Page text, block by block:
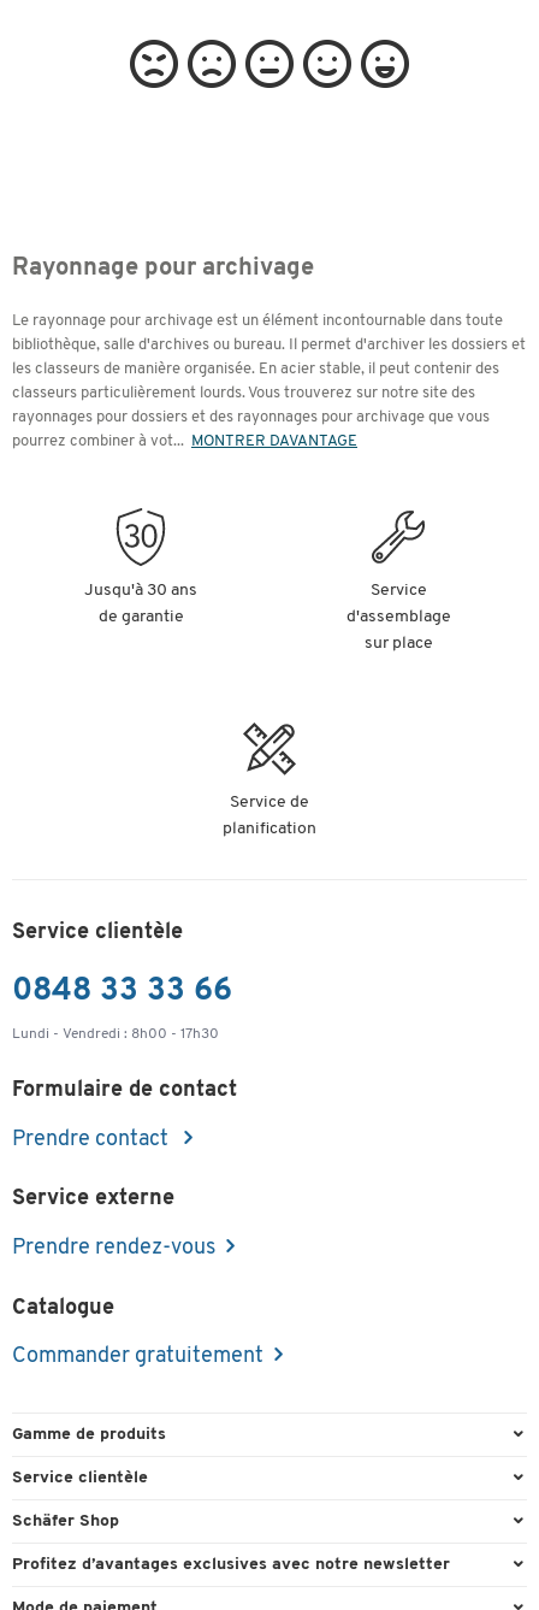
Rayonnage pour archivage
Le rayonnage pour archivage est un élément incontournable dans toute
bibliothèque, salle d'archives ou bureau. Il permet d'archiver les dossiers et
les classeurs de manière organisée. En acier stable, il peut contenir des
classeurs particulièrement lourds. Vous trouverez sur notre site des
rayonnages pour dossiers et des rayonnages pour archivage que vous
pourrez combiner à vot... MONTRER DAVANTAGE
Jusqu'à 30 ans
de garantie
Service
d'assemblage
sur place
Service de
planification
Service clientèle
0848 33 33 66
Lundi - Vendredi : 8h00 - 17h30
Formulaire de contact
Prendre contact
Service externe
Prendre rendez-vous
Catalogue
Commander gratuitement
Gamme de produits
Emballage et expédition
Fournitures de bureau
Service clientèle
Commande directe
Schäfer Shop
Experts en environnement de travail
Profitez d’avantages exclusives avec notre newsletter
Cadeau de bienvenu